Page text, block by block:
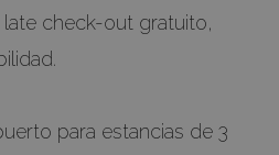
check-out gratuito,
para estancias de 3